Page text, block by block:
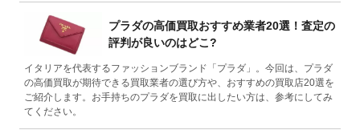
プラダの高価買取おすすめ業者20選！査定の
評判が良いのはどこ?
イタリアを代表するファッションブランド「プラダ」。今回は、プラダ
の高価買取が期待できる買取業者の選び方や、おすすめの買取店20選を
ご紹介します。お手持ちのプラダを買取に出したい方は、参考にしてみ
てください。